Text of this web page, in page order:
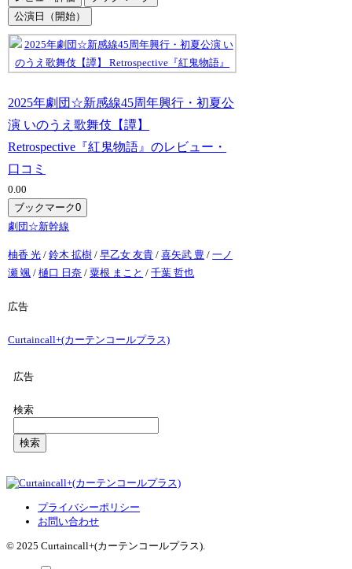
公演日（開始）
2025年劇団☆新感線45周年興行・初夏公
演 いのうえ歌舞伎【譚】
Retrospective『紅鬼物語』のレビュー・
口コミ
0.00
ブックマーク0
劇団☆新幹線
柚香 光 /鈴木 拡樹 /早乙女 友貴 /喜矢武 豊 /一ノ
瀬 颯 /樋口 日奈 /粟根 まこと /千葉 哲也
広告
Curtaincall+(カーテンコールプラス)
広告
検索
検索
プライバシーポリシー
お問い合わせ
© 2025 Curtaincall+(カーテンコールプラス).